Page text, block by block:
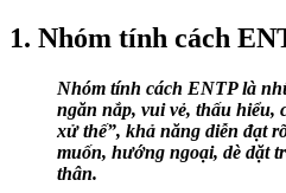
1. Nhóm tính cách
Nhóm tính cách ENTP là
ngăn nắp, vui vẻ, thấu hiểu,
xử thế”, khả năng diễn đạt
muốn, hướng ngoại, dè dặt
thân.